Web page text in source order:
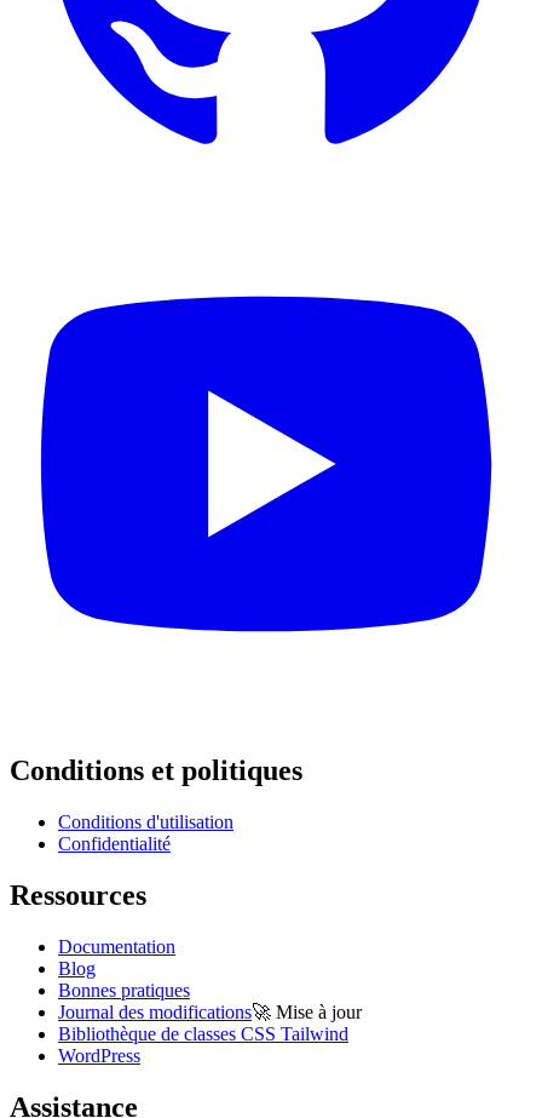
Conditions et politiques
Conditions d'utilisation
Confidentialité
Ressources
Documentation
Blog
Bonnes pratiques
Journal des modifications🚀 Mise à jour
Bibliothèque de classes CSS Tailwind
WordPress
Assistance